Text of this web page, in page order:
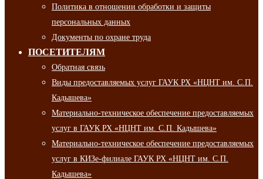
Политика в отношении обработки и защиты
персональных данных
Документы по охране труда
ПОСЕТИТЕЛЯМ
Обратная связь
Виды предоставляемых услуг ГАУК РХ «НЦНТ им. С.П.
Кадышева»
Материально-техническое обеспечение предоставляемых
услуг в ГАУК РХ «НЦНТ им. С.П. Кадышева»
Материально-техническое обеспечение предоставляемых
услуг в КИЗе-филиале ГАУК РХ «НЦНТ им. С.П.
Кадышева»